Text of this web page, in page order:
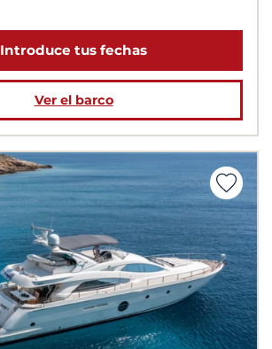
Introduce tus fechas
Ver el barco